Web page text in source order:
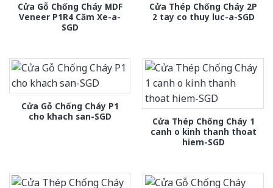
Cửa Gỗ Chống Cháy MDF
Veneer P1R4 Căm Xe-a-
SGD
Cửa Thép Chống Cháy 2P
2 tay co thuy luc-a-SGD
Cửa Gỗ Chống Cháy P1
cho khach san-SGD
Cửa Thép Chống Cháy 1
canh o kinh thanh thoat
hiem-SGD